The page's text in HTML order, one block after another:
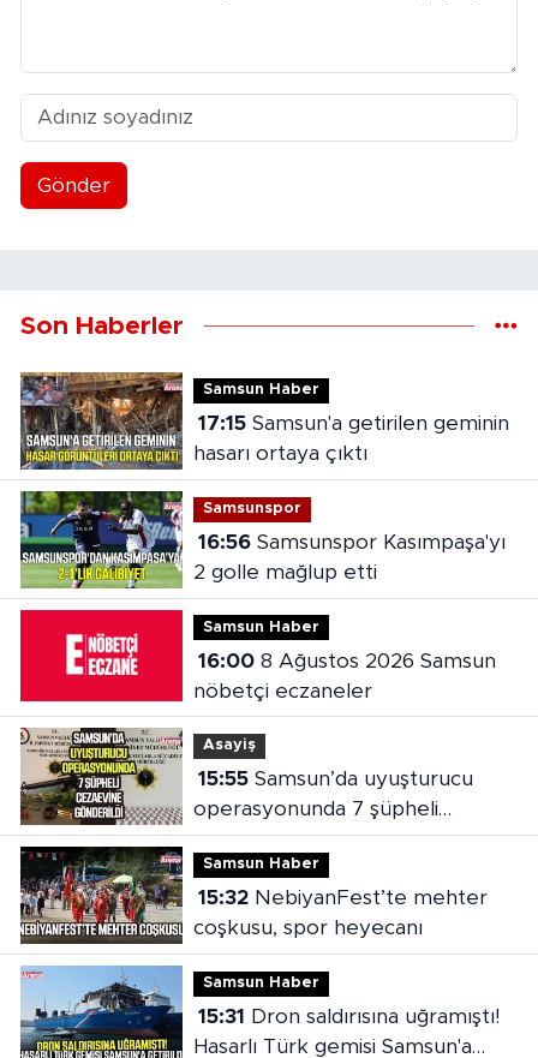
Gönder
Son Haberler
Samsun Haber
17:15Samsun'a getirilen geminin
hasarı ortaya çıktı
Samsunspor
16:56Samsunspor Kasımpaşa'yı
2 golle mağlup etti
Samsun Haber
16:008 Ağustos 2026 Samsun
nöbetçi eczaneler
Asayiş
15:55Samsun’da uyuşturucu
operasyonunda 7 şüpheli
cezaevine gönderildi
Samsun Haber
15:32NebiyanFest’te mehter
coşkusu, spor heyecanı
Samsun Haber
15:31
Hasarlı Türk gemisi Samsun'a